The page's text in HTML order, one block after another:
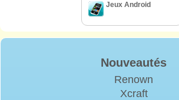
Jeux Android
Nouveautés
Renown
Xcraft